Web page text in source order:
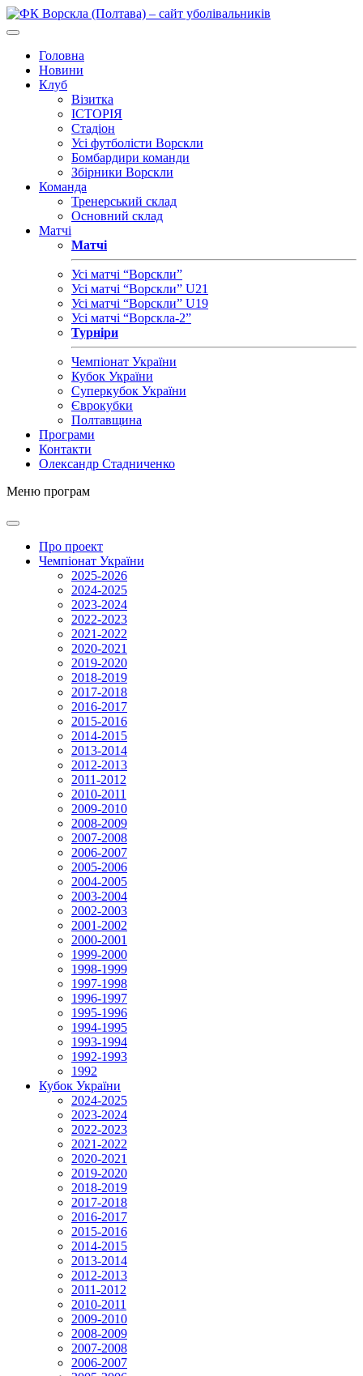
Головна
Новини
Клуб
Візитка
ІСТОРІЯ
Стадіон
Усі футболісти Ворскли
Бомбардири команди
Збірники Ворскли
Команда
Тренерський склад
Основний склад
Матчі
Матчі
Усі матчі “Ворскли”
Усі матчі “Ворскли” U21
Усі матчі “Ворскли” U19
Усі матчі “Ворскла-2”
Турніри
Чемпіонат України
Кубок України
Суперкубок України
Єврокубки
Полтавщина
Програми
Контакти
Олександр Стадниченко
Меню програм
Про проект
Чемпіонат України
2025-2026
2024-2025
2023-2024
2022-2023
2021-2022
2020-2021
2019-2020
2018-2019
2017-2018
2016-2017
2015-2016
2014-2015
2013-2014
2012-2013
2011-2012
2010-2011
2009-2010
2008-2009
2007-2008
2006-2007
2005-2006
2004-2005
2003-2004
2002-2003
2001-2002
2000-2001
1999-2000
1998-1999
1997-1998
1996-1997
1995-1996
1994-1995
1993-1994
1992-1993
1992
Кубок України
2024-2025
2023-2024
2022-2023
2021-2022
2020-2021
2019-2020
2018-2019
2017-2018
2016-2017
2015-2016
2014-2015
2013-2014
2012-2013
2011-2012
2010-2011
2009-2010
2008-2009
2007-2008
2006-2007